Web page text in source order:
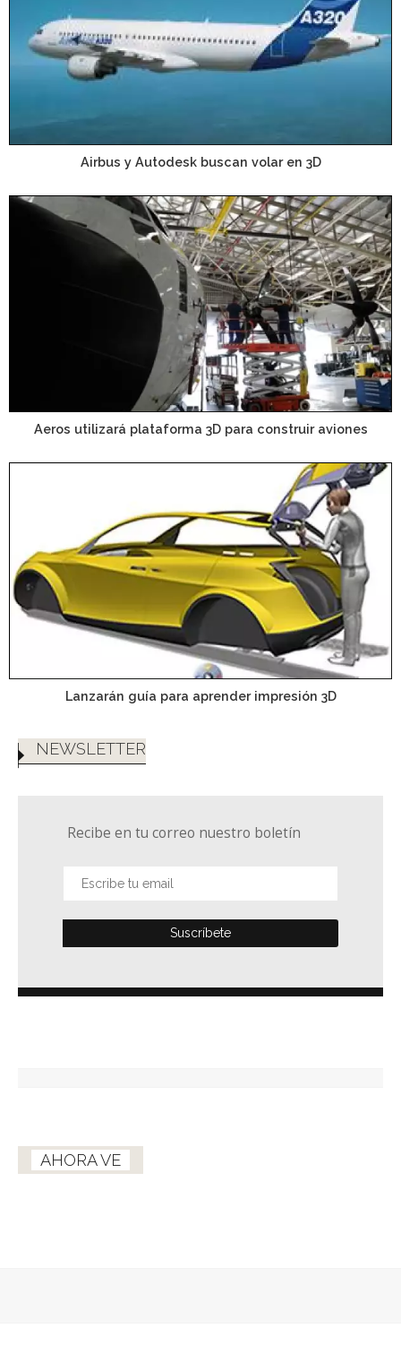
Airbus y Autodesk buscan volar en 3D
Aeros utilizará plataforma 3D para construir aviones
Lanzarán guía para aprender impresión 3D
NEWSLETTER
Recibe en tu correo nuestro boletín
AHORA VE